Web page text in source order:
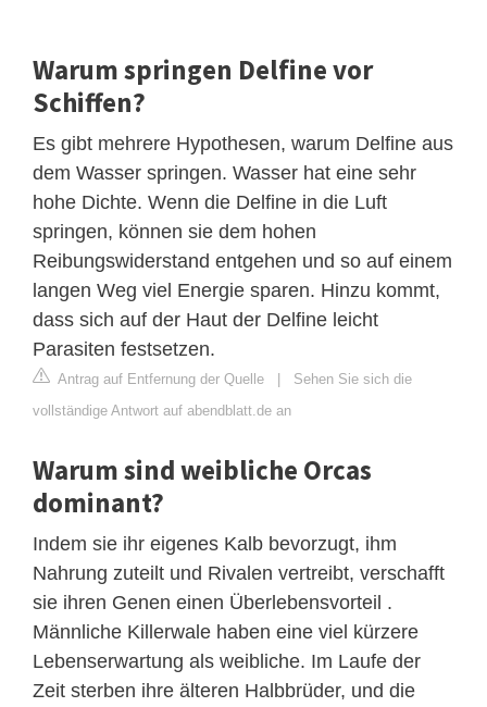
Warum springen Delfine vor
Schiffen?
Es gibt mehrere Hypothesen, warum Delfine aus
dem Wasser springen. Wasser hat eine sehr
hohe Dichte. Wenn die Delfine in die Luft
springen, können sie dem hohen
Reibungswiderstand entgehen und so auf einem
langen Weg viel Energie sparen. Hinzu kommt,
dass sich auf der Haut der Delfine leicht
Parasiten festsetzen.
Antrag auf Entfernung der Quelle | Sehen Sie sich die
vollständige Antwort auf abendblatt.de an
Warum sind weibliche Orcas
dominant?
Indem sie ihr eigenes Kalb bevorzugt, ihm
Nahrung zuteilt und Rivalen vertreibt, verschafft
sie ihren Genen einen Überlebensvorteil .
Männliche Killerwale haben eine viel kürzere
Lebenserwartung als weibliche. Im Laufe der
Zeit sterben ihre älteren Halbbrüder, und die